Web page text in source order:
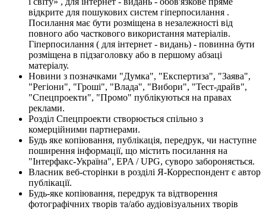
відкрите для пошукових систем гіперпосилання .
Посилання має бути розміщена в незалежності від
повного або часткового використання матеріалів.
Гіперпосилання ( для інтернет - видань) - повинна бути
розміщена в підзаголовку або в першому абзаці
матеріалу.
Новини з позначками "Думка", "Експертиза", "Заява",
"Регіони", "Гроші", "Влада", "Вибори", "Тест-драйв",
"Спецпроекти", "Промо" публікуються на правах
реклами.
Розділ Спецпроекти створюється спільно з
комерційними партнерами.
Будь яке копіювання, публікація, передрук, чи наступне
поширення інформації, що містить посилання на
"Інтерфакс-Україна", EPA / UPG, суворо забороняється.
Власник веб-сторінки в розділі Я-Корреспондент є автор
публікації.
Будь-яке копіювання, передрук та відтворення
фотографічних творів та/або аудіовізуальних творів